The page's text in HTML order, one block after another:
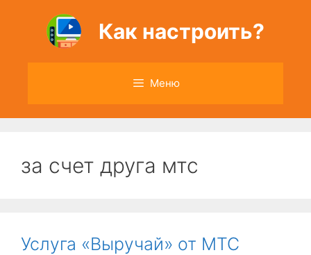
содержимому
Как настроить?
Меню
за счет друга мтс
Услуга «Выручай» от МТС